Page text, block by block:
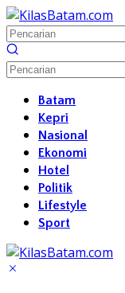
Langsung
ke
konten
Batam
Kepri
Nasional
Ekonomi
Hotel
Politik
Lifestyle
Sport